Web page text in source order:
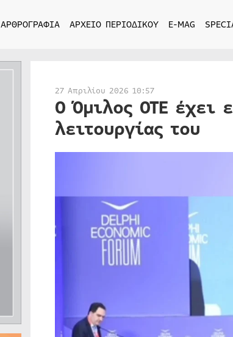
ΑΡΘΡΟΓΡΑΦΙΑ ΑΡΧΕΙΟ ΠΕΡΙΟΔΙΚΟΥ E-MAG
27 Απριλίου 2026 10:57
Ο Όμιλος ΟΤΕ έχει
λειτουργίας του